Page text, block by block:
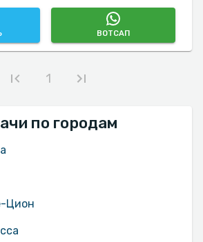
ВОТСАП
1
по городам
Цион